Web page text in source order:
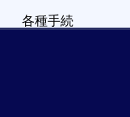
各種手続